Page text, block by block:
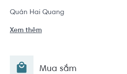
Quán Hai Quang
Xem thêm
Mua sắm